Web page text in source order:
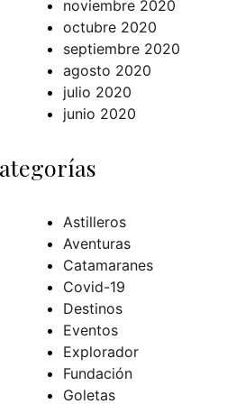
noviembre 2020
octubre 2020
septiembre 2020
agosto 2020
julio 2020
junio 2020
Astilleros
Aventuras
Catamaranes
Covid-19
Destinos
Eventos
Explorador
Fundación
Goletas